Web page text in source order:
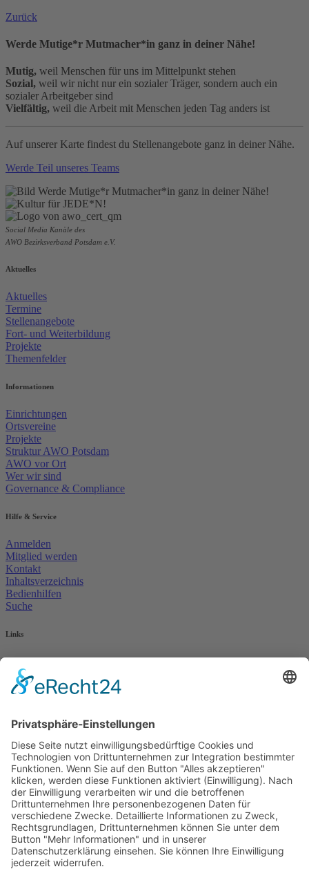
Zurück
Werde Mutige*r Mutmacher*in ganz in deiner Nähe!
Mutig, weil Menschen für uns im Mittelpunkt stehen
Sozial, weil wir nicht nur ein sozialer Träger, sondern auch ein
sozialer Arbeitgeber sind
Vielfältig, weil die Arbeit mit Menschen jeden Tag anders ist
Auf unserer Karte findest du Stellenangebote ganz in deiner Nähe.
Werde Teil unseres Teams
Social Media Kanäle des
AWO Bezirksverband Potsdam e.V.
Aktuelles
Aktuelles
Termine
Stellenangebote
Fort- und Weiterbildung
Projekte
Themenfelder
Informationen
Einrichtungen
Ortsvereine
Projekte
Struktur AWO Potsdam
AWO vor Ort
Wer wir sind
Governance & Compliance
Hilfe & Service
Anmelden
Mitglied werden
Kontakt
Inhaltsverzeichnis
Bedienhilfen
Suche
Links
AWO Jobportal
AWO Ehrenamt Portal
AWO Schulgesundheitsfachkräfte
AWO Pflegeberatung
AWO Kulturhaus Babelsberg
Arbeit mit Behinderung
AWO Büro Kindermut
Kulturland Brandenburg
AWO Selbsthilfe
AWO eLearning
Kultur für JEDEN
AWO 1plus9
Dachverband Freie Suchtselbsthilfe
© 1990 - 2026 Arbeiterwohlfahrt Bezirksverband Potsdam e. V.